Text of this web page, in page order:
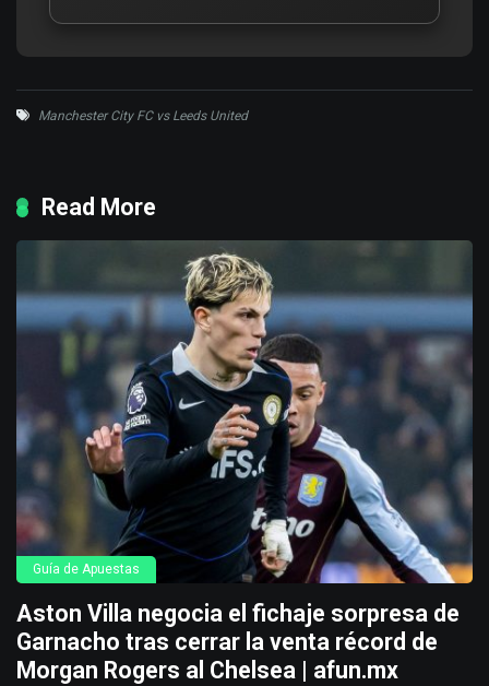
Manchester City FC vs Leeds United
Read More
Guía de Apuestas
Aston Villa negocia el fichaje sorpresa de
Garnacho tras cerrar la venta récord de
Morgan Rogers al Chelsea | afun.mx